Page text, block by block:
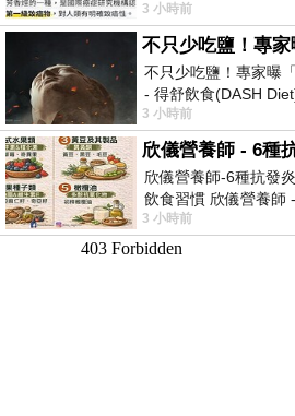
3 小時前
不只少吃鹽！專家曝
- 得舒飲食(DASH
https://
3 小時前
欣儀營養師-6種抗發
飲食習慣 欣儀營養師
https://
3 小時前